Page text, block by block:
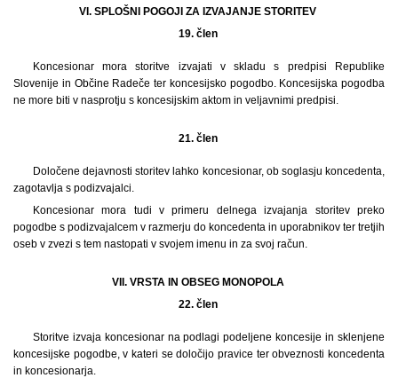
VI. SPLOŠNI POGOJI ZA IZVAJANJE STORITEV
19. člen
Koncesionar mora storitve izvajati v skladu s predpisi Republike
Slovenije in Občine Radeče ter koncesijsko pogodbo. Koncesijska pogodba
ne more biti v nasprotju s koncesijskim aktom in veljavnimi predpisi.
21. člen
Določene dejavnosti storitev lahko koncesionar, ob soglasju koncedenta,
zagotavlja s podizvajalci.
Koncesionar mora tudi v primeru delnega izvajanja storitev preko
pogodbe s podizvajalcem v razmerju do koncedenta in uporabnikov ter tretjih
oseb v zvezi s tem nastopati v svojem imenu in za svoj račun.
VII. VRSTA IN OBSEG MONOPOLA
22. člen
Storitve izvaja koncesionar na podlagi podeljene koncesije in sklenjene
koncesijske pogodbe, v kateri se določijo pravice ter obveznosti koncedenta
in koncesionarja.